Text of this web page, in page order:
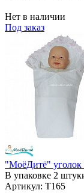
Нет в наличии
Под заказ
"МоёДитё" уголок
В упаковке 2
Артикул: Т165